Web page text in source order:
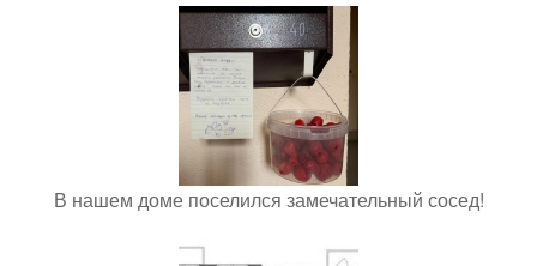
В нашем доме поселился замечательный сосед!